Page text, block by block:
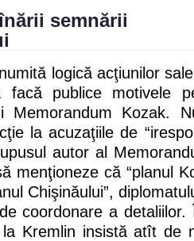
semnării
logică acţiunilor
publice motivele
Memorandum Kozak.
la acuzaţiile de
autor al
menţioneze că “planul
Chişinăului”,
coordonare a
Kremlin insistă atît de